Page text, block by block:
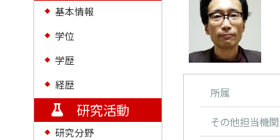
◆ 基本情報
◆ 学位
◆ 学歴
◆ 経歴
研究活動
◆ 研究分野
所属
その他担当機関